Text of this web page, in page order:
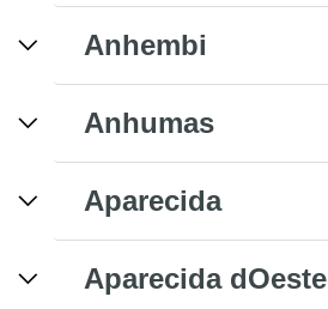
Anhembi
Anhumas
Aparecida
Aparecida dOeste